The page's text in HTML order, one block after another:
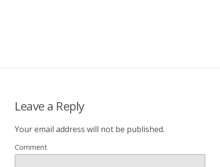
Leave a Reply
Your email address will not be published.
Comment